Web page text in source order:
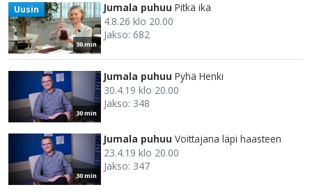
30 min
Uusin Jumala puhuu Pitkä ikä
4.8.26 klo 20.00
Jakso: 682
30 min
Jumala puhuu Pyhä Henki
30.4.19 klo 20.00
Jakso: 348
30 min
Jumala puhuu Voittajana läpi haasteen
23.4.19 klo 20.00
Jakso: 347